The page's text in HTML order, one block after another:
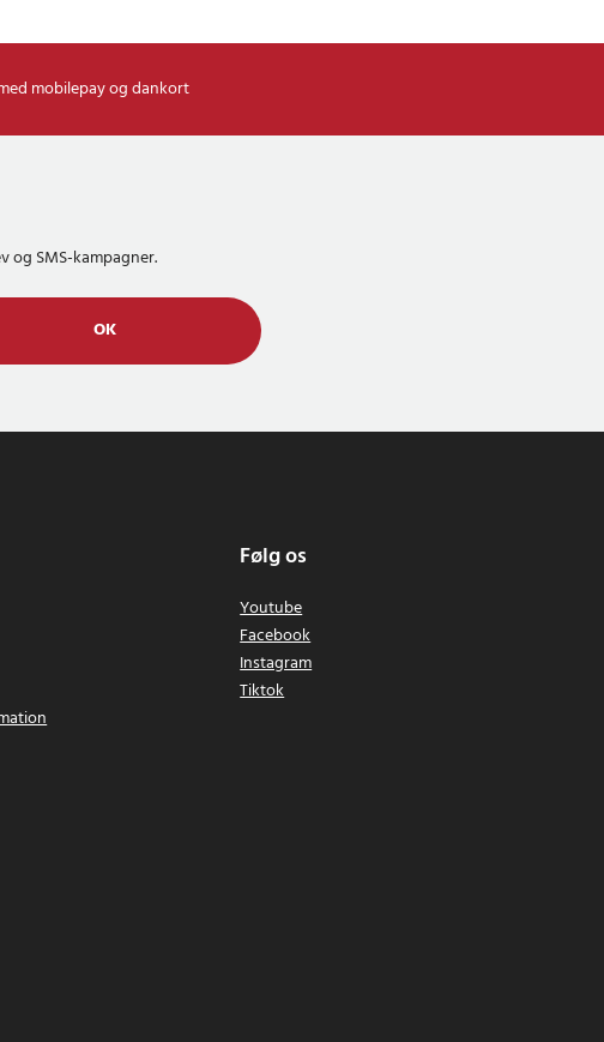
mobilepay og dankort
og SMS-kampagner.
OK
Følg os
Youtube
Facebook
Instagram
Tiktok